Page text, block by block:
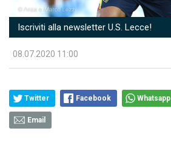
Iscriviti alla newsletter U.S. Lecce!
08.07.2020 11:00
Twitter Facebook Whatsapp
Email